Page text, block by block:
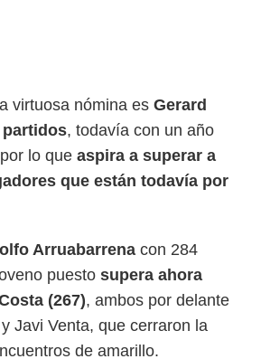
virtuosa nómina es Gerard
partidos, todavía con un año
lo que aspira a superar a
que están todavía por
Arruabarrena con 284
puesto supera ahora
(267), ambos por delante
Javi Venta, que cerraron la
de amarillo.